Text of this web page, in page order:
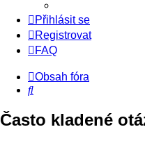
Přihlásit se
Registrovat
FAQ
Obsah fóra
Hledat
Často kladené